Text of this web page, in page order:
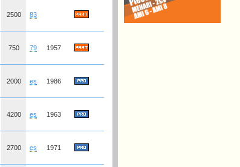
2500 83
750 79 1957
2000 es 1986
4200 es 1963
2700 es 1971